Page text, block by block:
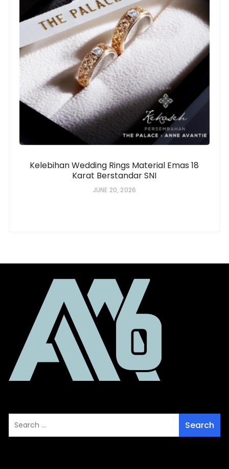
Kelebihan Wedding Rings Material Emas 18
Karat Berstandar SNI
JUNE 20, 2026